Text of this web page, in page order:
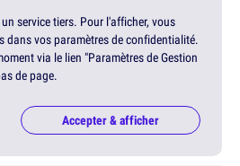
service tiers. Pour l'afficher, vous
dans vos paramètres de confidentialité.
via le lien "Paramètres de Gestion
de page.
Accepter & afficher